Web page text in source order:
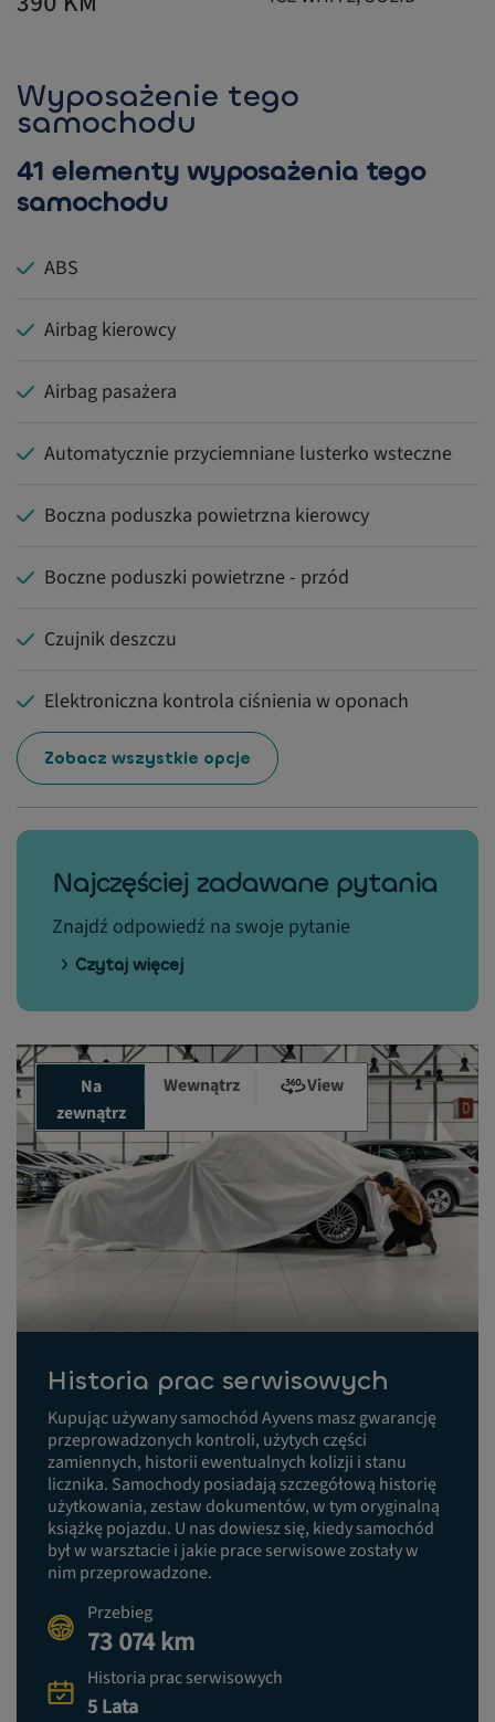
Wyposażenie tego
samochodu
41 elementy wyposażenia tego
samochodu
ABS
Airbag kierowcy
Airbag pasażera
Automatycznie przyciemniane lusterko wsteczne
Boczna poduszka powietrzna kierowcy
Boczne poduszki powietrzne - przód
Czujnik deszczu
Elektroniczna kontrola ciśnienia w oponach
Zobacz wszystkie opcje
Najczęściej zadawane pytania
Znajdź odpowiedź na swoje pytanie
Czytaj więcej
Na
zewnątrz
Wewnątrz View
Historia prac serwisowych
Kupując używany samochód Ayvens masz gwarancję
przeprowadzonych kontroli, użytych części
zamiennych, historii ewentualnych kolizji i stanu
licznika. Samochody posiadają szczegółową historię
użytkowania, zestaw dokumentów, w tym oryginalną
książkę pojazdu. U nas dowiesz się, kiedy samochód
był w warsztacie i jakie prace serwisowe zostały w
nim przeprowadzone.
Przebieg
73 074 km
Historia prac serwisowych
5 Lata